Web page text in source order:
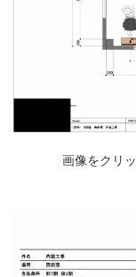
画像をクリ